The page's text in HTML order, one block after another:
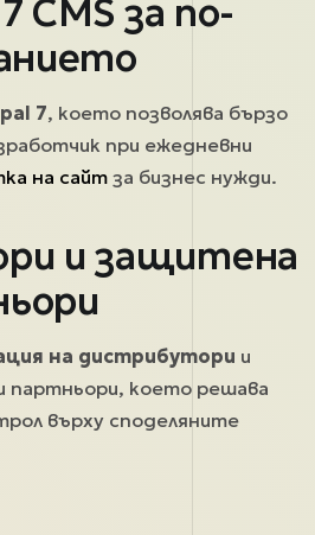
CMS за по-
7, което позволява бързо
при ежедневни
на сайтза бизнес нужди.
и защитена
на дистрибутори и
партньори, което решава
върху споделяните